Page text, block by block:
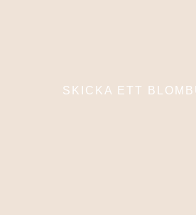
SKICKA ETT